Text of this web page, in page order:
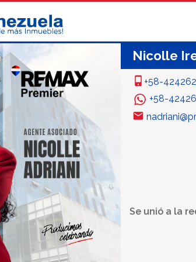
Nicolle
+58-
+58-
Se unió a la